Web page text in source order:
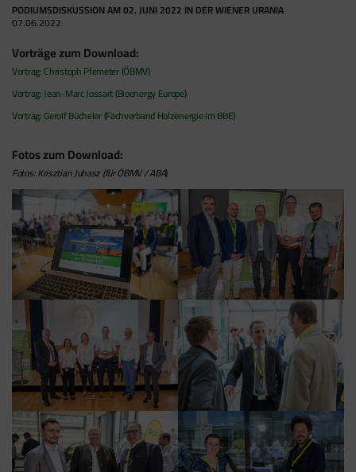
PODIUMSDISKUSSION AM 02. JUNI 2022 IN DER WIENER URANIA
07.06.2022
Vorträge zum Download:
Vortrag: Christoph Pfemeter (ÖBMV)
Vortrag: Jean-Marc Jossart (Bioenergy Europe)
Vortrag: Gerolf Bücheler (Fachverband Holzenergie im BBE)
Fotos zum Download:
Fotos: Krisztian Juhasz(für ÖBMV / ABA)